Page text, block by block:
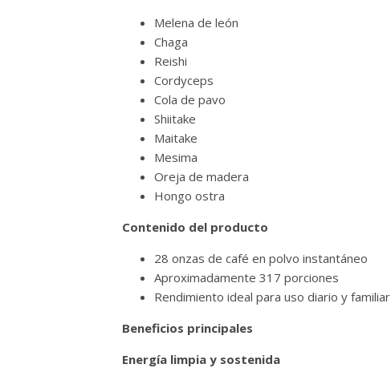
Melena de león
Chaga
Reishi
Cordyceps
Cola de pavo
Shiitake
Maitake
Mesima
Oreja de madera
Hongo ostra
Contenido del producto
28 onzas de café en polvo instantáneo
Aproximadamente 317 porciones
Rendimiento ideal para uso diario y familiar
Beneficios principales
Energía limpia y sostenida